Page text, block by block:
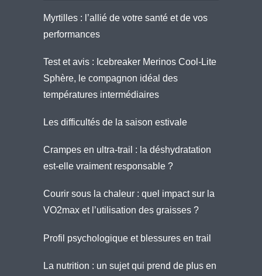
Myrtilles : l’allié de votre santé et de vos
performances
Test et avis : Icebreaker Merinos Cool-Lite
Sphère, le compagnon idéal des
températures intermédiaires
Les difficultés de la saison estivale
Crampes en ultra-trail : la déshydratation
est-elle vraiment responsable ?
Courir sous la chaleur : quel impact sur la
VO2max et l’utilisation des graisses ?
Profil psychologique et blessures en trail
La nutrition : un sujet qui prend de plus en